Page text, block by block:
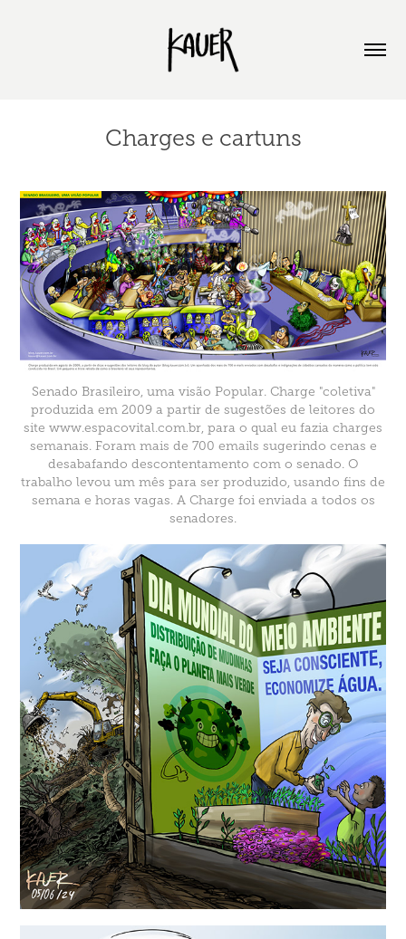
Charges e cartuns
Senado Brasileiro, uma visão Popular. Charge "coletiva"
produzida em 2009 a partir de sugestões de leitores do
site www.espacovital.com.br, para o qual eu fazia charges
semanais. Foram mais de 700 emails sugerindo cenas e
desabafando descontentamento com o senado. O
trabalho levou um mês para ser produzido, usando fins de
semana e horas vagas. A Charge foi enviada a todos os
senadores.